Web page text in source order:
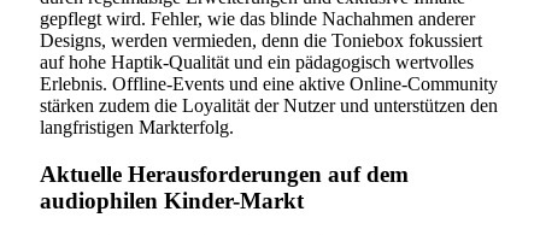
gepflegt wird. Fehler, wie das blinde Nachahmen anderer
Designs, werden vermieden, denn die Toniebox fokussiert
auf hohe Haptik-Qualität und ein pädagogisch wertvolles
Erlebnis. Offline-Events und eine aktive Online-Community
stärken zudem die Loyalität der Nutzer und unterstützen den
langfristigen Markterfolg.
Aktuelle Herausforderungen auf dem
audiophilen Kinder-Markt